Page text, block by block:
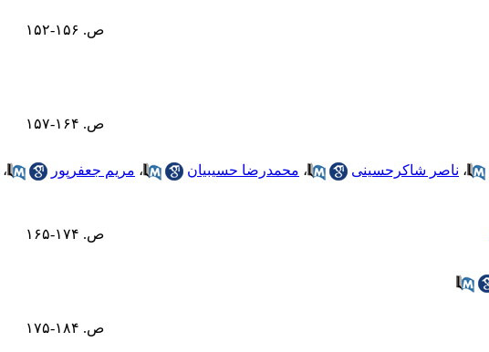
ص. ۱۵۶-۱۵۲
ص. ۱۶۴-۱۵۷
، ناصر شاکرحسینی ، محمدرضا حسیبیان ، مریم جعفرپور
،
ص. ۱۷۴-۱۶۵
ص. ۱۸۴-۱۷۵